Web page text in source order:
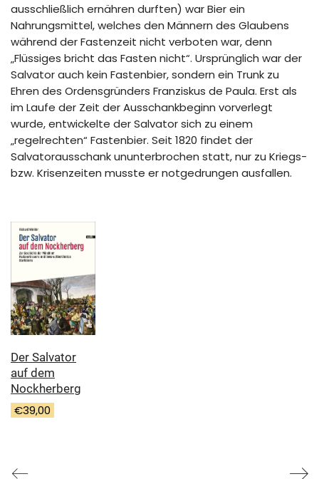
ausschließlich ernähren durften) war Bier ein
Nahrungsmittel, welches den Männern des Glaubens
während der Fastenzeit nicht verboten war, denn
„Flüssiges bricht das Fasten nicht“. Ursprünglich war der
Salvator auch kein Fastenbier, sondern ein Trunk zu
Ehren des Ordensgründers Franziskus de Paula. Erst als
im Laufe der Zeit der Ausschankbeginn vorverlegt
wurde, entwickelte der Salvator sich zu einem
„regelrechten“ Fastenbier. Seit 1820 findet der
Salvatorausschank ununterbrochen statt, nur zu Kriegs-
bzw. Krisenzeiten musste er notgedrungen ausfallen.
Der Salvator
auf dem
Nockherberg
€39,00